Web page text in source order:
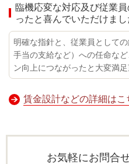
臨機応変な対応及び従業
ったと喜んでいただけまし
明確な指針と、従業員として
手当の支給など）への任命な
ン向上につながったと大変満足
賃金設計などの詳細はこ
お気軽にお問合